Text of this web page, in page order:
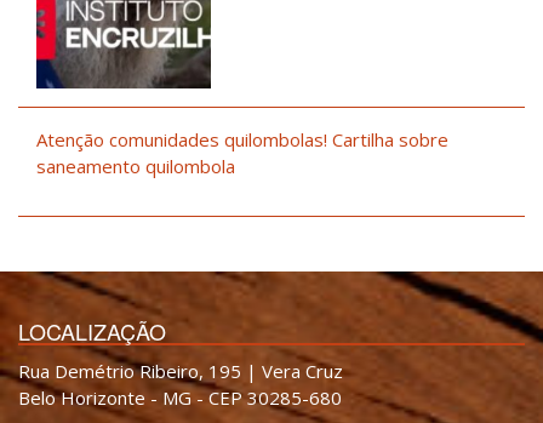
Atenção comunidades quilombolas! Cartilha sobre
saneamento quilombola
LOCALIZAÇÃO
Rua Demétrio Ribeiro, 195 | Vera Cruz
Belo Horizonte - MG - CEP 30285-680